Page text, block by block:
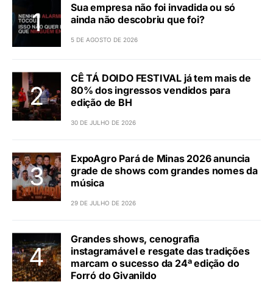
Sua empresa não foi invadida ou só
ainda não descobriu que foi?
5 DE AGOSTO DE 2026
CÊ TÁ DOIDO FESTIVAL já tem mais de
80% dos ingressos vendidos para
edição de BH
30 DE JULHO DE 2026
ExpoAgro Pará de Minas 2026 anuncia
grade de shows com grandes nomes da
música
29 DE JULHO DE 2026
Grandes shows, cenografia
instagramável e resgate das tradições
marcam o sucesso da 24ª edição do
Forró do Givanildo